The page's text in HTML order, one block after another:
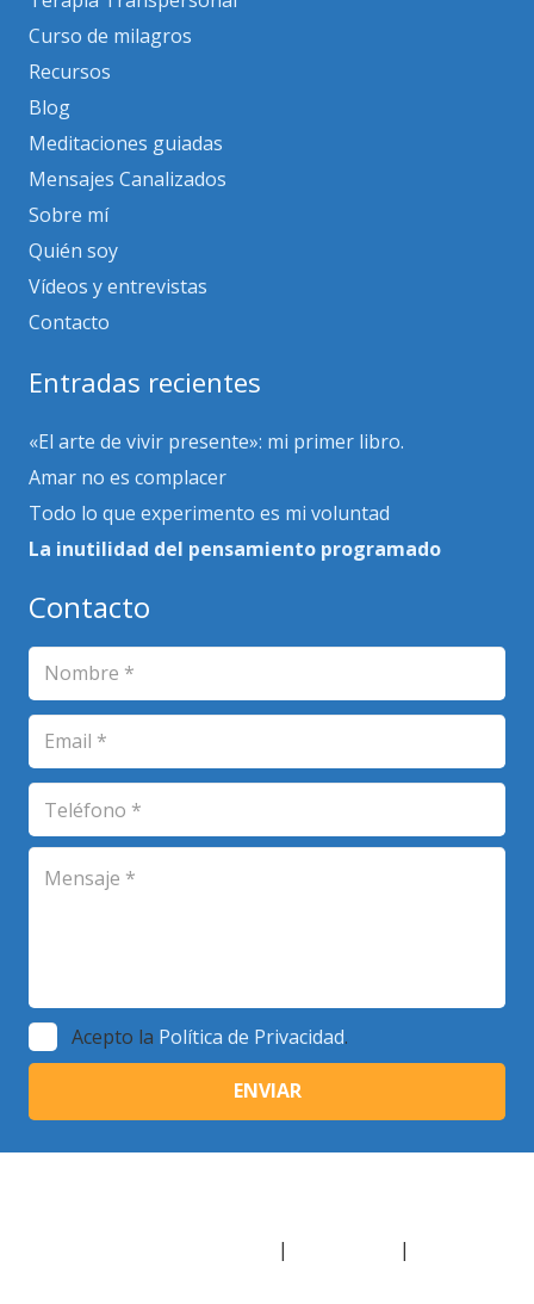
Curso de milagros
Recursos
Blog
Meditaciones guiadas
Mensajes Canalizados
Sobre mí
Quién soy
Vídeos y entrevistas
Contacto
Entradas recientes
«El arte de vivir presente»: mi primer libro.
Amar no es complacer
Todo lo que experimento es mi voluntad
La inutilidad del pensamiento programado
Contacto
Acepto la Política de Privacidad.
| |